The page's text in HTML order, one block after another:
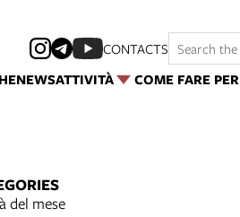
NEWSATTIVITÀ COME FARE PER
CONTACTS
del mese